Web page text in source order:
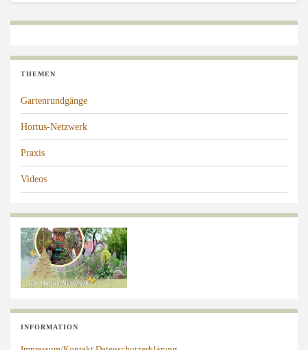
THEMEN
Gartenrundgänge
Hortus-Netzwerk
Praxis
Videos
INFORMATION